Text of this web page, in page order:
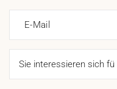
E-Mail